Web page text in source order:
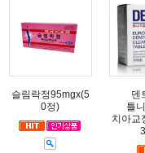
슬림락정95mgx(5
0정)
덴
틀
치아교